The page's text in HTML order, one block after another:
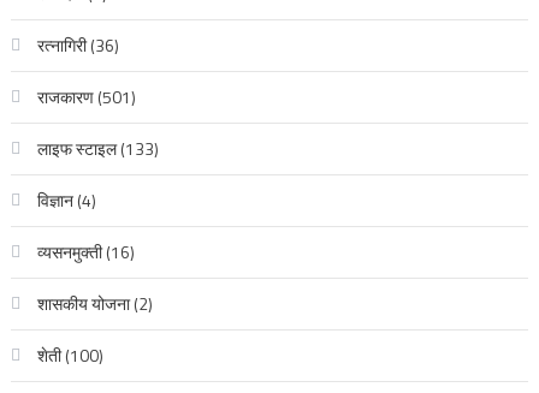
रत्नागिरी(36)
राजकारण(501)
लाइफ स्टाइल(133)
विज्ञान(4)
व्यसनमुक्ती(16)
शासकीय योजना(2)
शेती(100)